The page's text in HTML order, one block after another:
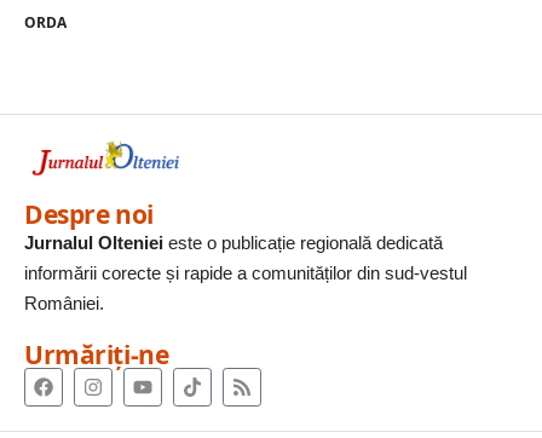
ORDA
Despre noi
Jurnalul Olteniei este o publicație regională dedicată
informării corecte și rapide a comunităților din sud-vestul
României.
Urmăriți-ne